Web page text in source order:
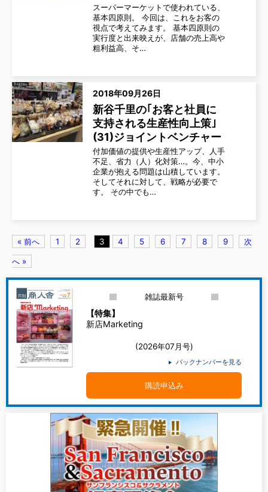
スーパーマーケットで使われている、
基本四原則。 今回は、これをお客の
視点で考えてみます。 基本四原則の
実行度と出来映えが、店舗の売上高や
粗利益高、そ…
2018年09月26日
新谷千里の｢お客と社員に
支持される生産性向上策｣
(31)ジョイントベンチャー
付加価値の提供や生産性アップ、人手
不足、省力（人）化対策…。今、中小
企業が抱える問題は山積しています。
そしてそれに対して、戦略が必要で
す。 その中でも…
« 前へ 1 2 3 4 5 6 7 8 9 次
へ »
雑誌最新号
【特集】
新店Marketing
(2026年07月号)
バックナンバーを見る
購読申込み